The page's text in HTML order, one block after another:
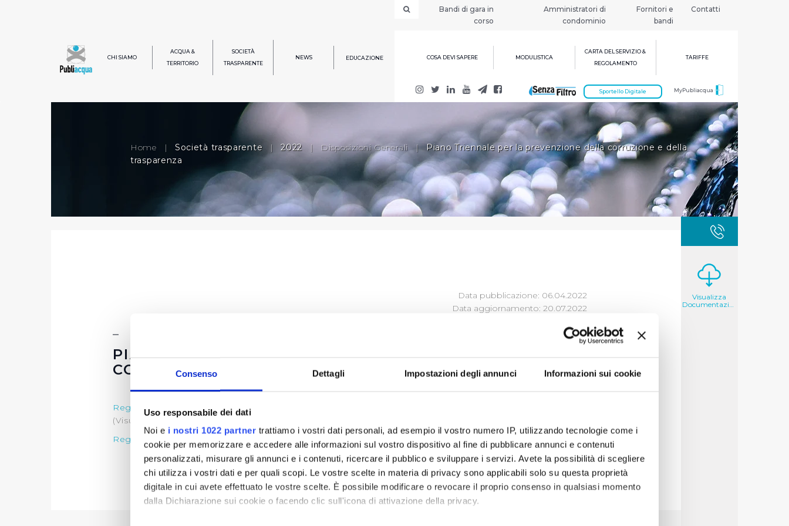
Consenso Dettagli Impostazioni degli annunci Informazioni sui cookie
Uso responsabile dei dati
Noi e i nostri 1022 partner trattiamo i vostri dati personali, ad esempio il vostro numero IP, utilizzando tecnologie come i
cookie per memorizzare e accedere alle informazioni sul vostro dispositivo al fine di pubblicare annunci e contenuti
personalizzati, misurare gli annunci e i contenuti, ricercare il pubblico e sviluppare i servizi. Avete la possibilità di scegliere
chi utilizza i vostri dati e per quali scopi. Le vostre scelte in materia di privacy sono applicabili solo su questa proprietà
digitale in cui avete effettuato le vostre scelte. È possibile modificare o revocare il proprio consenso in qualsiasi momento
dalla Dichiarazione sui cookie o facendo clic sull'icona di attivazione della privacy.
Bandi di gara in
corso
Amministratori di
condominio
Fornitori e
bandi
Contatti
CHI SIAMO
ACQUA &
TERRITORIO
SOCIETÀ
TRASPARENTE
NEWS EDUCAZIONE COSA DEVI SAPERE MODULISTICA
CARTA DEL SERVIZIO &
REGOLAMENTO
TARIFFE
MyPubliacqua
Sportello Digitale
Home | Società trasparente | 2022 | Disposizioni Generali | Piano Triennale per la prevenzione della corruzione e della
trasparenza
Data pubblicazione: 06.04.2022
Data aggiornamento: 20.07.2022
PIANO TRIENNALE PER LA PREVENZIONE DELLA
CORRUZIONE E DELLA TRASPARENZA
Regolamento Allegato 1 per la Trasparenza e la Prevenzione della Corruzione in vigore dal 08/10/2021
(Visualizza Documentazione)
Regolamento
Allegato 1 per la Trasparenza e la Prevenzione della Corruzione (Visualizza Documentazione)
Visualizza
Documentazione